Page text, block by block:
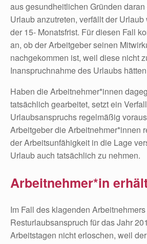
aus gesundheitlichen Gründen
Urlaub anzutreten, verfällt der
der 15- Monatsfrist. Für diesen Fall
an, ob der Arbeitgeber seinen
nachgekommen ist, weil diese nicht
Inanspruchnahme des Urlaubs
Haben die Arbeitnehmer*innen
tatsächlich gearbeitet, setzt ein
Urlaubsanspruchs regelmäßig
Arbeitgeber die Arbeitnehmer*innen
der Arbeitsunfähigkeit in die Lage
Urlaub auch tatsächlich zu nehmen.
Arbeitnehmer*in
Im Fall des klagenden
Resturlaubsanspruch für das Jahr
Arbeitstagen nicht erloschen, weil